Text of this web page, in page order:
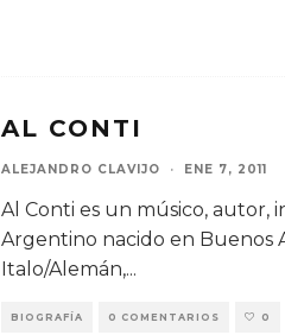
AL CONTI
ALEJANDRO CLAVIJO · ENE 7, 2011
Al Conti es un músico, autor,
Argentino nacido en Buenos
Italo/Alemán,...
BIOGRAFÍA 0 COMENTARIOS 0